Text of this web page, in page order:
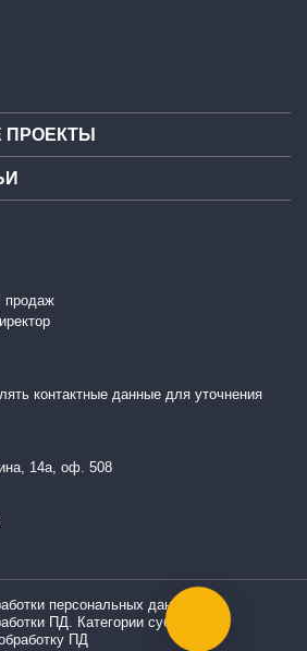
продаж
контактные данные для уточнения
14а, оф. 508
персональных данных
ПД. Категории субъектов
ПД